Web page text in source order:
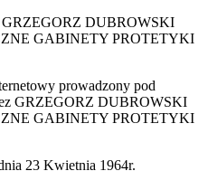
GRZEGORZ DUBROWSKI
GABINETY PROTETYKI
prowadzony pod
GRZEGORZ DUBROWSKI
GABINETY PROTETYKI
23 Kwietnia 1964r.